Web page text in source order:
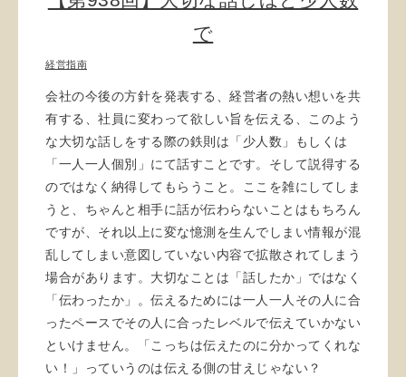
で
経営指南
会社の今後の方針を発表する、経営者の熱い想いを共
有する、社員に変わって欲しい旨を伝える、このよう
な大切な話しをする際の鉄則は「少人数」もしくは
「一人一人個別」にて話すことです。そして説得する
のではなく納得してもらうこと。ここを雑にしてしま
うと、ちゃんと相手に話が伝わらないことはもちろん
ですが、それ以上に変な憶測を生んでしまい情報が混
乱してしまい意図していない内容で拡散されてしまう
場合があります。大切なことは「話したか」ではなく
「伝わったか」。伝えるためには一人一人その人に合
ったペースでその人に合ったレベルで伝えていかない
といけません。「こっちは伝えたのに分かってくれな
い！」っていうのは伝える側の甘えじゃない？